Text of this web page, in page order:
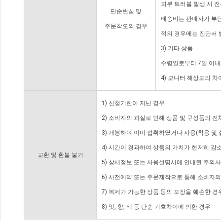
단순변심 및
주문착오의 경우
피부 트러블 발생 시
배송비는 판매자가 부
적의 경우에는 진단서
3) 기타 상품
수령일로부터 7일 이
4) 모니터 해상도의 차
교환 및 환불 불가
1) 신청기한이 지난 경우
2) 소비자의 과실로 인해 상품 및 구성품의
3) 개봉하여 이미 섭취하였거나 사용(착용 및
4) 시간이 경과하여 상품의 가치가 현저히 감
5) 상세정보 또는 사용설명서에 안내된 주의
6) 사전예약 또는 주문제작으로 통해 소비자
7) 복제가 가능한 상품 등의 포장을 훼손한 경
8) 맛, 향, 색 등 단순 기호차이에 의한 경우